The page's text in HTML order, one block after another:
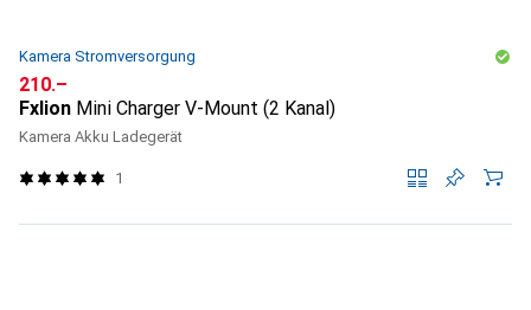
Kamera Stromversorgung
CHF
210.–
Fxlion Mini Charger V-Mount (2 Kanal)
Kamera Akku Ladegerät
1